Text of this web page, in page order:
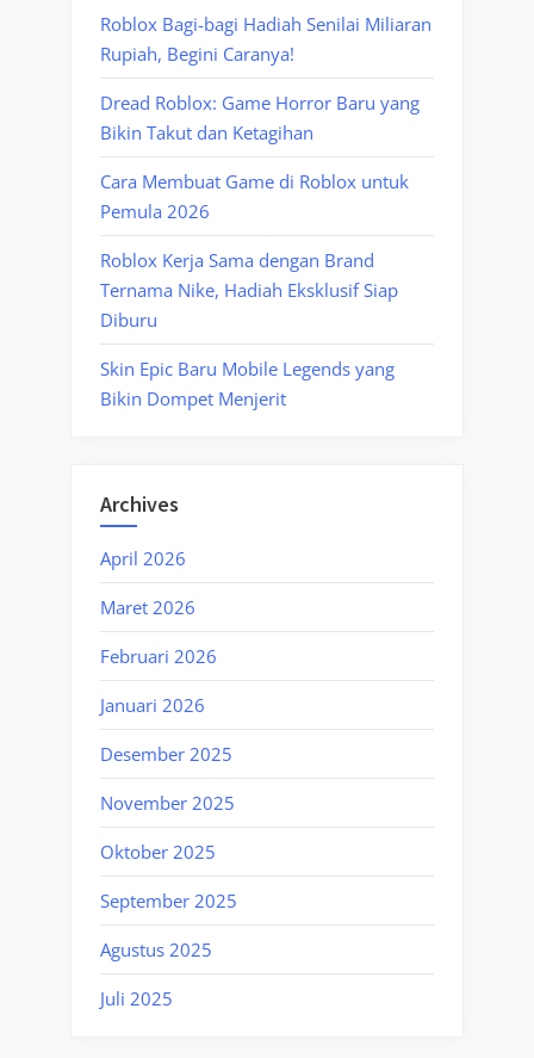
Roblox Bagi-bagi Hadiah Senilai Miliaran
Rupiah, Begini Caranya!
Dread Roblox: Game Horror Baru yang
Bikin Takut dan Ketagihan
Cara Membuat Game di Roblox untuk
Pemula 2026
Roblox Kerja Sama dengan Brand
Ternama Nike, Hadiah Eksklusif Siap
Diburu
Skin Epic Baru Mobile Legends yang
Bikin Dompet Menjerit
Archives
April 2026
Maret 2026
Februari 2026
Januari 2026
Desember 2025
November 2025
Oktober 2025
September 2025
Agustus 2025
Juli 2025